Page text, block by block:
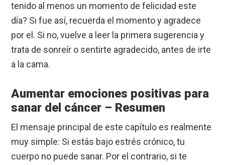
tenido al menos un momento de felicidad este
día? Si fue así, recuerda el momento y agradece
por el. Si no, vuelve a leer la primera sugerencia y
trata de sonreír o sentirte agradecido, antes de irte
a la cama.
Aumentar emociones positivas para
sanar del cáncer – Resumen
El mensaje principal de este capítulo es realmente
muy simple: Si estás bajo estrés crónico, tu
cuerpo no puede sanar. Por el contrario, si te